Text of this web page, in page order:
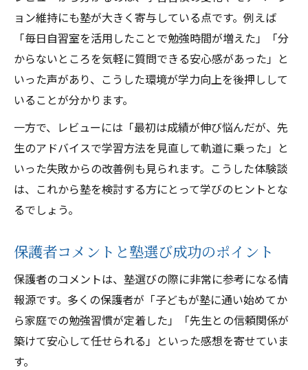
塾の生徒レビューで分かる先生との関係性
先生と生徒の信頼構築を塾レビューで解説
自主学習習慣は塾レビューを参考に形成
塾の生徒レビューで自主学習習慣を身につ
ける
塾レビューから学ぶ効果的な学習習慣の作
り方
成功例に学ぶ塾での自主学習定着法
塾体験談が示す自主学習のポイント
塾のレビューで分かる継続学習の秘訣
ョン維持にも塾が大きく寄与している点です。例えば
「毎日自習室を活用したことで勉強時間が増えた」「分
からないところを気軽に質問できる安心感があった」と
いった声があり、こうした環境が学力向上を後押しして
いることが分かります。
一方で、レビューには「最初は成績が伸び悩んだが、先
生のアドバイスで学習方法を見直して軌道に乗った」と
いった失敗からの改善例も見られます。こうした体験談
は、これから塾を検討する方にとって学びのヒントとな
るでしょう。
保護者コメントと塾選び成功のポイント
保護者のコメントは、塾選びの際に非常に参考になる情
報源です。多くの保護者が「子どもが塾に通い始めてか
ら家庭での勉強習慣が定着した」「先生との信頼関係が
築けて安心して任せられる」といった感想を寄せていま
す。